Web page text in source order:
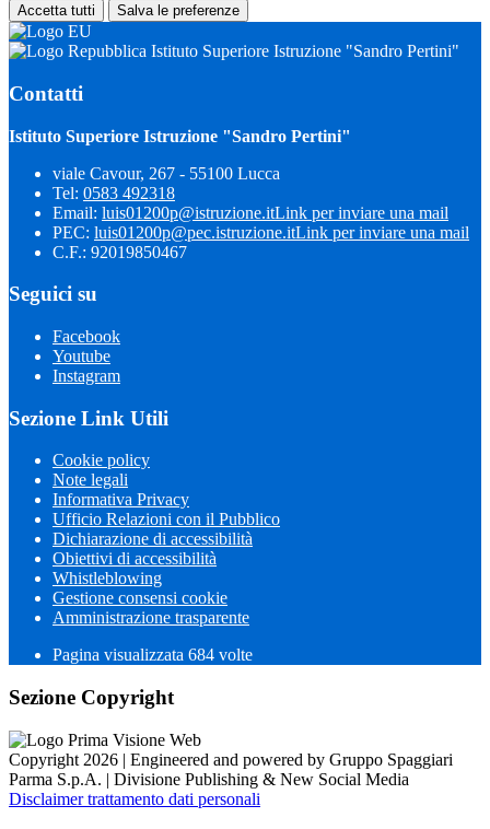
Accetta tutti Salva le preferenze
Istituto Superiore Istruzione "Sandro Pertini"
Contatti
Istituto Superiore Istruzione "Sandro Pertini"
viale Cavour, 267 - 55100 Lucca
Tel: 0583 492318
Email: luis01200p@istruzione.itLink per inviare una mail
PEC: luis01200p@pec.istruzione.itLink per inviare una mail
C.F.: 92019850467
Seguici su
Facebook
Youtube
Instagram
Sezione Link Utili
Cookie policy
Note legali
Informativa Privacy
Ufficio Relazioni con il Pubblico
Dichiarazione di accessibilità
Obiettivi di accessibilità
Whistleblowing
Gestione consensi cookie
Amministrazione trasparente
Pagina visualizzata 684 volte
Sezione Copyright
Copyright 2026 | Engineered and powered by Gruppo Spaggiari
Parma S.p.A. | Divisione Publishing & New Social Media
Disclaimer trattamento dati personali